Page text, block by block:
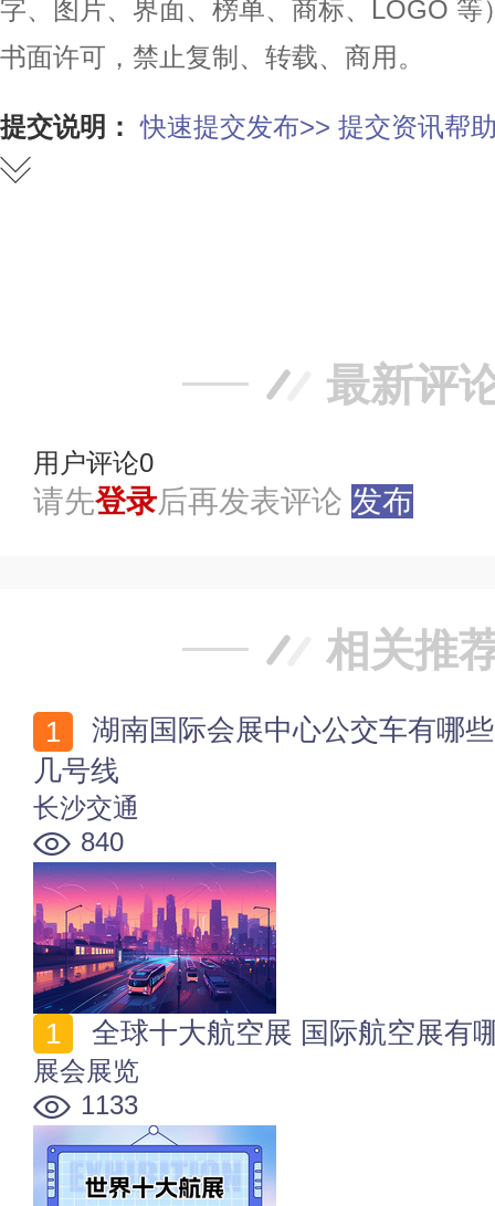
字、图片、界面、榜单、商标、LOGO
书面许可，禁止复制、转载、商用。
提交说明： 快速提交发布>> 提交资讯帮
最新评
用户评论0
请先登录后再发表评论 发布
相关推
几号线
长沙交通
840
全球十大航空展 国际航空展有
展会展览
1133